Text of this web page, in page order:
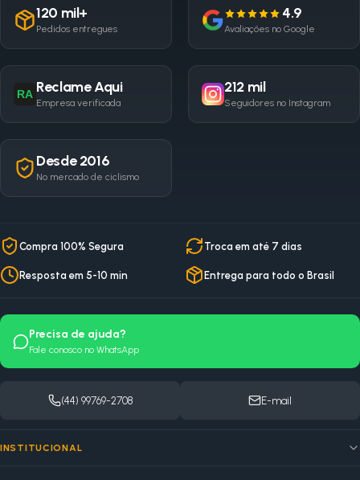
120 mil+
Pedidos entregues
4.9
Avaliações no Google
RA Reclame Aqui
Empresa verificada
212 mil
Seguidores no Instagram
Desde 2016
No mercado de ciclismo
Compra 100% Segura Troca em até 7 dias
Resposta em 5-10 min Entrega para todo o Brasil
Precisa de ajuda?
Fale conosco no WhatsApp
(44) 99769-2708 E-mail
INSTITUCIONAL